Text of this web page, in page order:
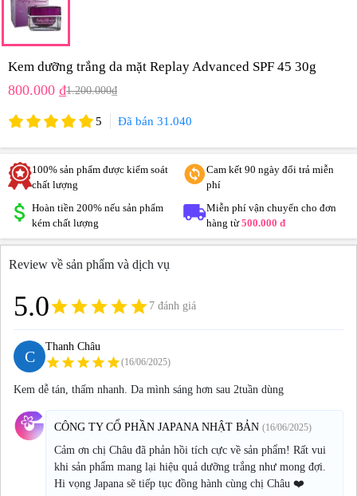
Kem dưỡng trắng da mặt Replay Advanced SPF 45 30g
800.000 ₫1.200.000₫
5 Đã bán 31.040
100% sản phẩm được kiểm soát
chất lượng
Cam kết 90 ngày đổi trả miễn
phí
Hoàn tiền 200% nếu sản phẩm
kém chất lượng
Miễn phí vận chuyển cho đơn
hàng từ500.000 đ
Review về sản phẩm và dịch vụ
5.0gradegradegradegradegrade 7 đánh giá
C
Thanh Châu
star star star star star(16/06/2025)
Kem dễ tán, thấm nhanh. Da mình sáng hơn sau 2tuần dùng
CÔNG TY CỔ PHẦN JAPANA NHẬT BẢN (16/06/2025)
Cảm ơn chị Châu đã phản hồi tích cực về sản phẩm! Rất vui
khi sản phẩm mang lại hiệu quả dưỡng trắng như mong đợi.
Hi vọng Japana sẽ tiếp tục đồng hành cùng chị Châu ❤️